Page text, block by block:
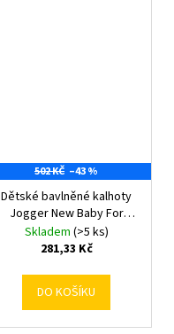
502 KČ –43 %
Dětské bavlněné kalhoty
Jogger New Baby For
Babies bunny 86 (12-18m)
Skladem (>5 ks)
281,33 Kč
DO KOŠÍKU